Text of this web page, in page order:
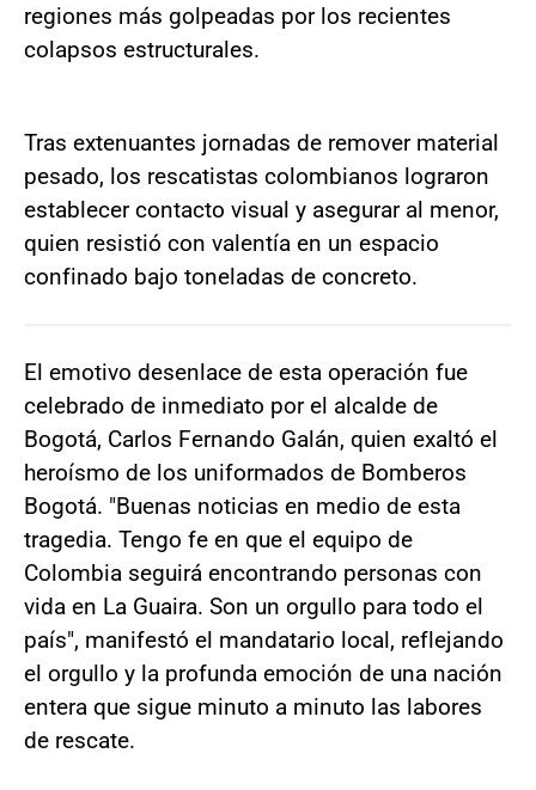
regiones más golpeadas por los recientes
colapsos estructurales.
Tras extenuantes jornadas de remover material
pesado, los rescatistas colombianos lograron
establecer contacto visual y asegurar al menor,
quien resistió con valentía en un espacio
confinado bajo toneladas de concreto.
El emotivo desenlace de esta operación fue
celebrado de inmediato por el alcalde de
Bogotá, Carlos Fernando Galán, quien exaltó el
heroísmo de los uniformados de Bomberos
Bogotá. "Buenas noticias en medio de esta
tragedia. Tengo fe en que el equipo de
Colombia seguirá encontrando personas con
vida en La Guaira. Son un orgullo para todo el
país", manifestó el mandatario local, reflejando
el orgullo y la profunda emoción de una nación
entera que sigue minuto a minuto las labores
de rescate.